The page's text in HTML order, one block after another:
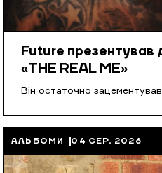
Future презентував
«THE REAL ME»
Він остаточно
АЛЬБОМИ 04 СЕР, 2026